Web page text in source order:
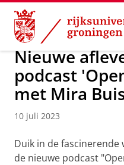
Skip
Content
Skip
Navigation
Onderzoek Open Science
Nieuwe
podcast
met Mira
10 juli 2023
Duik in de fascinerende
de nieuwe podcast